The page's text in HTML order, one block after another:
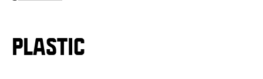
PLASTIC